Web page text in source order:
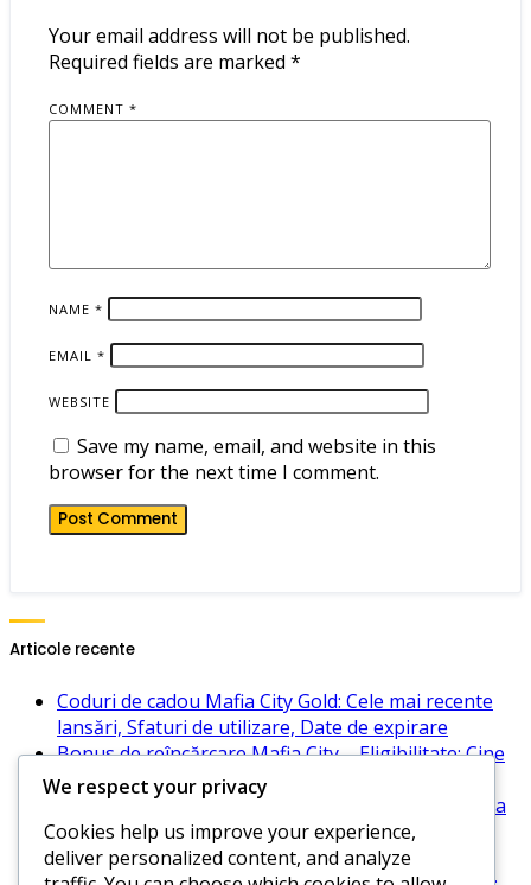
Your email address will not be published.
Required fields are marked *
COMMENT *
NAME *
EMAIL *
WEBSITE
Save my name, email, and website in this
browser for the next time I comment.
Articole recente
Coduri de cadou Mafia City Gold: Cele mai recente
lansări, Sfaturi de utilizare, Date de expirare
Bonus de reîncărcare Mafia City – Eligibilitate: Cine
se califică, Cerințe, Maximizarea potențialului
Întrebări frecvente despre codurile de cadou Mafia
City: Întrebări comune, Rezolvarea problemelor,
Perspective ale comunității
We respect your privacy
Cookies help us improve your experience,
deliver personalized content, and analyze